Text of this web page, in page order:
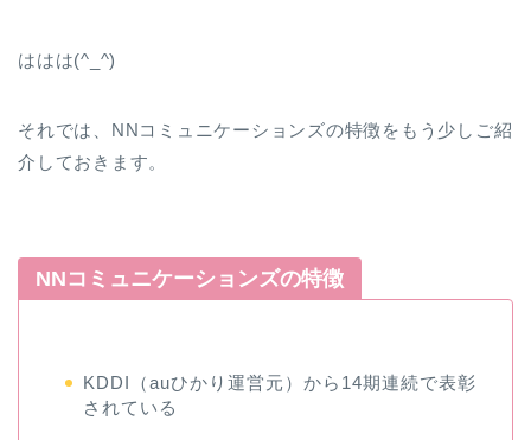
ははは(^_^)
それでは、NNコミュニケーションズの特徴をもう少しご紹
介しておきます。
NNコミュニケーションズの特徴
KDDI（auひかり運営元）から14期連続で表彰
されている